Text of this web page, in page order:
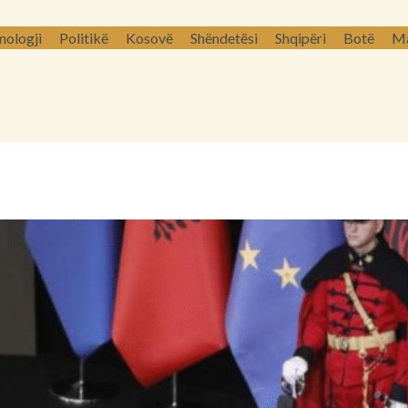
Politikë Kosovë Shëndetësi Shqipëri Botë